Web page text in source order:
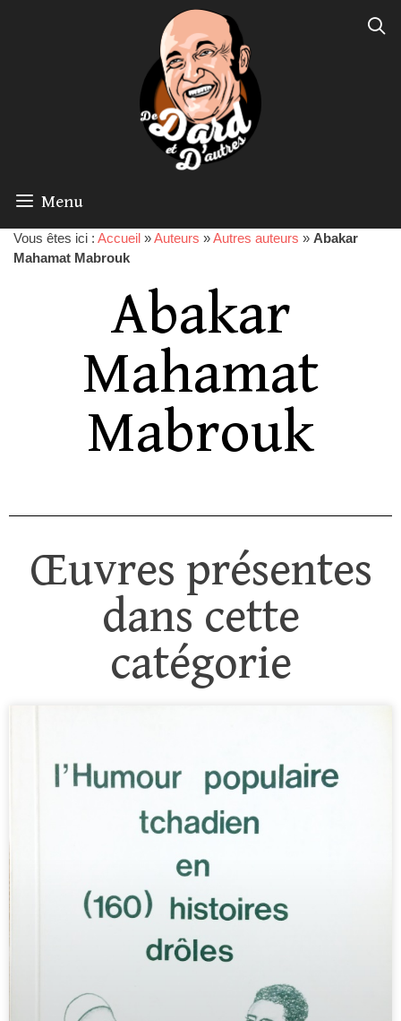
Menu
Vous êtes ici : Accueil »Auteurs »Autres auteurs » Abakar
Mahamat Mabrouk
Abakar
Mahamat
Mabrouk
Œuvres présentes
dans cette
catégorie